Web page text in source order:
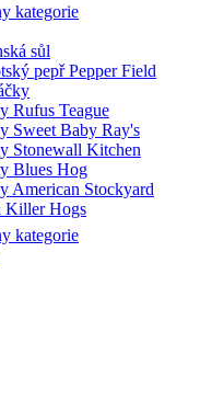
kategorie
sůl
pepř Pepper Field
Rufus Teague
Sweet Baby Ray's
Stonewall Kitchen
Blues Hog
American Stockyard
Killer Hogs
kategorie